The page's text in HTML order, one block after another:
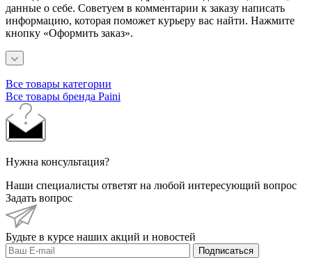
данные о себе. Советуем в комментарии к заказу написать
информацию, которая поможет курьеру вас найти. Нажмите
кнопку «Оформить заказ».
Все товары категории
Все товары бренда Paini
Нужна консультация?
Наши специалисты ответят на любой интересующий вопрос
Задать вопрос
Будьте в курсе наших акций и новостей
Подписаться